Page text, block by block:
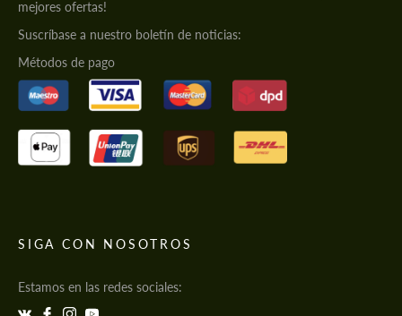
mejores ofertas!
Suscríbase a nuestro boletín de noticias:
Métodos de pago
SIGA CON NOSOTROS
Estamos en las redes sociales: